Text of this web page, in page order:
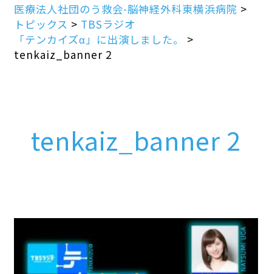
医療法人社団のう救会-脳神経外科東横浜病院 >
トピックス > TBSラジオ
「テンカイズα」に出演しました。
>
tenkaiz_banner 2
tenkaiz_banner 2